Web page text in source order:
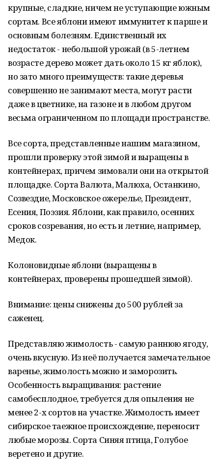
крупные, сладкие, ничем не уступающие южным
сортам. Все яблони имеют иммунитет к парше и
основным болезням. Единственный их
недостаток - небольшой урожай (в 5-летнем
возрасте дерево может дать около 15 кг яблок),
но зато много преимуществ: такие деревья
совершенно не занимают места, могут расти
даже в цветнике, на газоне и в любом другом
весьма ограниченном по площади пространстве.
Все сорта, представленные нашим магазином,
прошли проверку этой зимой и выращены в
контейнерах, причем зимовали они на открытой
площадке. Сорта Валюта, Малюха, Останкино,
Созвездие, Московское ожерелье, Президент,
Есения, Поэзия. Яблони, как правило, осенних
сроков созревания, но есть и летние, например,
Медок.
Колоновидные яблони (выращены в
контейнерах, проверены прошедшей зимой).
Внимание: цены снижены до 500 рублей за
саженец.
Представляю жимолость - самую раннюю ягоду,
очень вкусную. Из неё получается замечательное
варенье, жимолость можно и заморозить.
Особенность выращивания: растение
самобесплодное, требуется для опыления не
менее 2-х сортов на участке. Жимолость имеет
сибирское таежное происхождение, переносит
любые морозы. Сорта Синяя птица, Голубое
веретено и другие.